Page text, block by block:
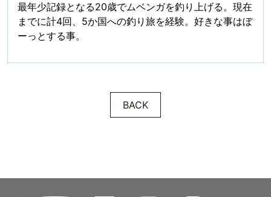
最年少記録となる20歳でムベンガを釣り上げる。現在
までに計4回、5か国への釣り旅を経験。好きな事はぼ
ーっとする事。
BACK